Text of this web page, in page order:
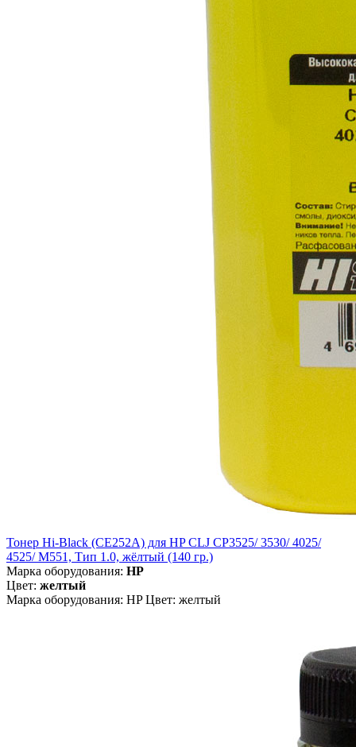
Тонер Hi-Black (CE252A) для HP CLJ CP3525/ 3530/ 4025/
4525/ M551, Тип 1.0, жёлтый (140 гр.)
Марка оборудования: HP
Цвет: желтый
Марка оборудования: HP Цвет: желтый